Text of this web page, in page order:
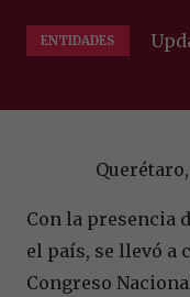
ENTIDADES
Con la presencia
el país, se llevó a
Congreso